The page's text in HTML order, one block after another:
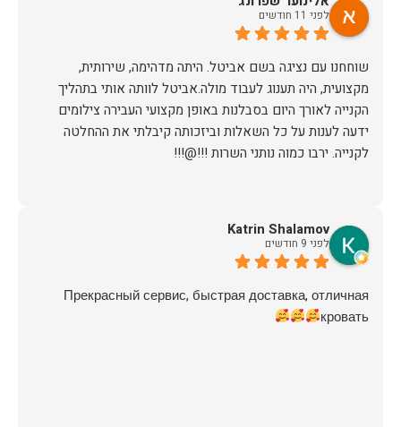
לפני 11 חודשים
שוחחנו עם נציגה בשם אביטל. היתה מדהימה, שירותית,
מקצועית, היה תענוג לעבוד מולה.אביטל לוותה אותי בתהליך
הקנייה לאורך היום בסבלנות באופן מקצועי העבירה צילומים
ידעה לענות על כל השאלות וביזכותה קיבלתי את ההחלטה
לקנייה. ירבו כמוה נותני השרות !!!@!!!
Katrin Shalamov
לפני 9 חודשים
Прекрасный сервис, быстрая доставка, отличная
кровать